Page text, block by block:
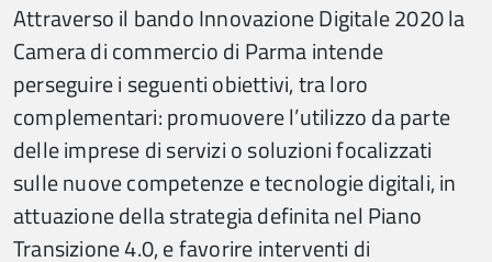
Attraverso il bando Innovazione Digitale 2020 la
Camera di commercio di Parma intende
perseguire i seguenti obiettivi, tra loro
complementari: promuovere l’utilizzo da parte
delle imprese di servizi o soluzioni focalizzati
sulle nuove competenze e tecnologie digitali, in
attuazione della strategia definita nel Piano
Transizione 4.0, e favorire interventi di